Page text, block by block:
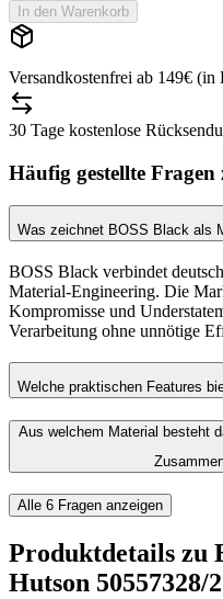
In den Warenkorb
Versandkostenfrei ab 149€ (in
30 Tage kostenlose
Häufig gestellte
Was zeichnet BOSS Black als
BOSS Black verbindet
Material-Engineering. Die
Kompromisse und
Verarbeitung ohne unnötige
Welche praktischen Features
Aus welchem Material besteht
Alle 6 Fragen anzeigen
Produktdetails zu
Hutson 50557328/